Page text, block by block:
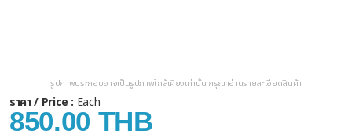
รูปภาพประกอบอาจเป็นรูปภาพใกล้เคียงเท่านั้น กรุณาอ่านรายละเอียดสินค้า
ราคา / Price : Each
850.00 THB